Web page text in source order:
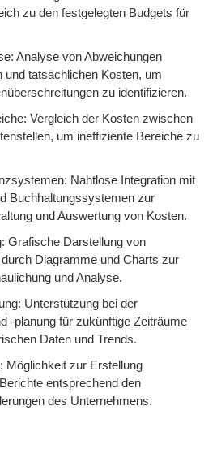
zu den festgelegten Budgets für
Analyse von Abweichungen
und tatsächlichen Kosten, um
zu identifizieren.
Vergleich der Kosten zwischen
um ineffiziente Bereiche zu
Nahtlose Integration mit
Buchhaltungssystemen zur
und Auswertung von Kosten.
Grafische Darstellung von
Diagramme und Charts zur
und Analyse.
Unterstützung bei der
-planung für zukünftige Zeiträume
Daten und Trends.
Möglichkeit zur Erstellung
entsprechend den
des Unternehmens.